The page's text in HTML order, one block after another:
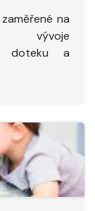
na
vývoje
doteku a